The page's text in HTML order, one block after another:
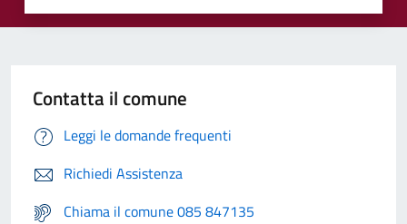
Contatta il comune
Leggi le domande frequenti
Richiedi Assistenza
Chiama il comune 085 847135